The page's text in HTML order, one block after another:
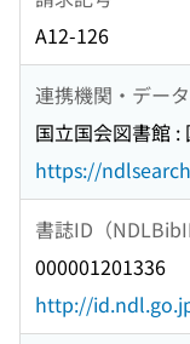
A12-126
連携機関・デー
国立国会図書館 :
https://
書誌ID（
000001201336
http://